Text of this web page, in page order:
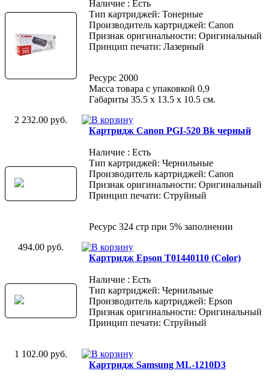
Наличие : Есть
Тип картриджей: Тонерные
Производитель картриджей: Canon
Признак оригинальности: Оригинальный
Принцип печати: Лазерный
Ресурс 2000
Масса товара с упаковкой 0,9
Габариты 35.5 х 13.5 х 10.5 см.
2 232.00 руб.
Картридж Canon PGI-520 Bk черный
Наличие : Есть
Тип картриджей: Чернильные
Производитель картриджей: Canon
Признак оригинальности: Оригинальный
Принцип печати: Струйный
Ресурс 324 стр при 5% заполнении
494.00 руб.
Картридж Epson T01440110 (Color)
Наличие : Есть
Тип картриджей: Чернильные
Производитель картриджей: Epson
Признак оригинальности: Оригинальный
Принцип печати: Струйный
1 102.00 руб.
Картридж Samsung ML-1210D3